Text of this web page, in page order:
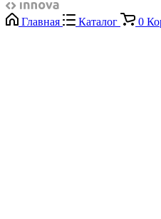
Главная Каталог 0